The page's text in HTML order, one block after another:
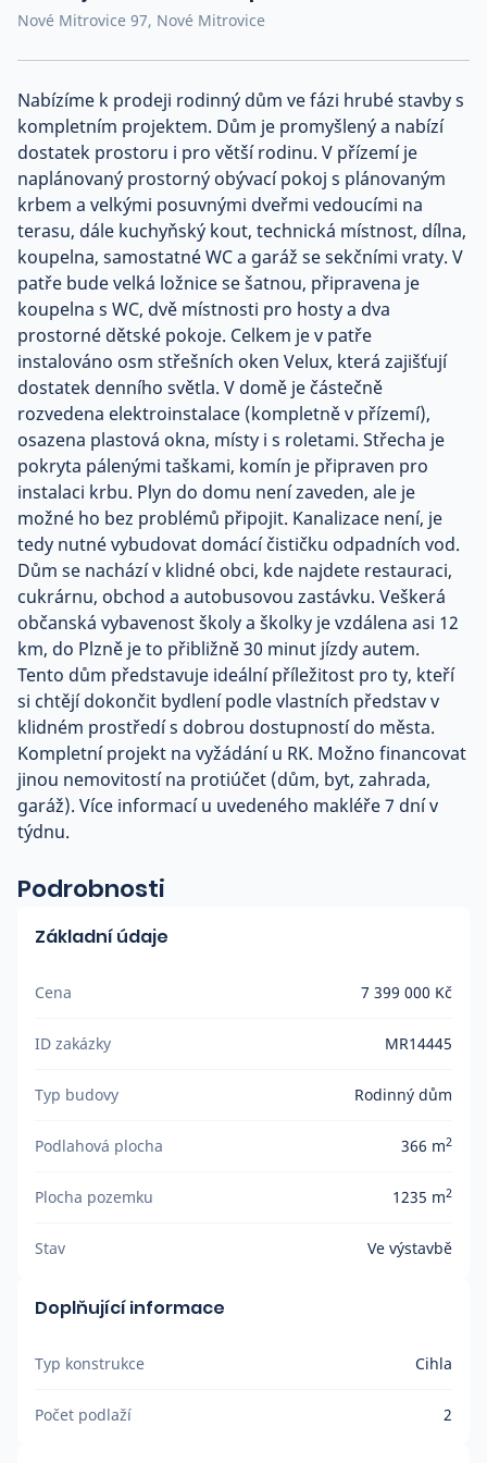
Co říkají naši zákazníci
Blog
O nás
Kariéra
Kontakt
Nové Mitrovice 97, Nové Mitrovice
Nabízíme k prodeji rodinný dům ve fázi hrubé stavby s
kompletním projektem. Dům je promyšlený a nabízí
dostatek prostoru i pro větší rodinu. V přízemí je
naplánovaný prostorný obývací pokoj s plánovaným
krbem a velkými posuvnými dveřmi vedoucími na
terasu, dále kuchyňský kout, technická místnost, dílna,
koupelna, samostatné WC a garáž se sekčními vraty. V
patře bude velká ložnice se šatnou, připravena je
koupelna s WC, dvě místnosti pro hosty a dva
prostorné dětské pokoje. Celkem je v patře
instalováno osm střešních oken Velux, která zajišťují
dostatek denního světla. V domě je částečně
rozvedena elektroinstalace (kompletně v přízemí),
osazena plastová okna, místy i s roletami. Střecha je
pokryta pálenými taškami, komín je připraven pro
instalaci krbu. Plyn do domu není zaveden, ale je
možné ho bez problémů připojit. Kanalizace není, je
tedy nutné vybudovat domácí čističku odpadních vod.
Dům se nachází v klidné obci, kde najdete restauraci,
cukrárnu, obchod a autobusovou zastávku. Veškerá
občanská vybavenost školy a školky je vzdálena asi 12
km, do Plzně je to přibližně 30 minut jízdy autem.
Tento dům představuje ideální příležitost pro ty, kteří
si chtějí dokončit bydlení podle vlastních představ v
klidném prostředí s dobrou dostupností do města.
Kompletní projekt na vyžádání u RK. Možno financovat
jinou nemovitostí na protiúčet (dům, byt, zahrada,
garáž). Více informací u uvedeného makléře 7 dní v
týdnu.
Podrobnosti
Základní údaje
Cena 7 399 000 Kč
ID zakázky MR14445
Typ budovy Rodinný dům
Podlahová plocha 366 m2
Plocha pozemku 1235 m2
Stav Ve výstavbě
Doplňující informace
Typ konstrukce Cihla
Počet podlaží 2